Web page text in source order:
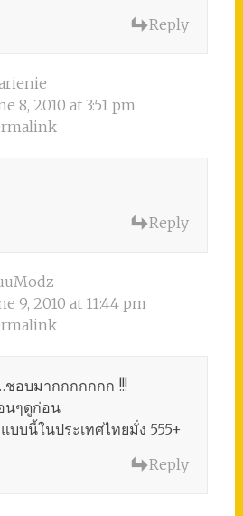
Reply
8, 2010 at 3:51 pm
Reply
9, 2010 at 11:44 pm
อบมากกกกกกก !!!
นๆดูก่อน
แบบนี้ในประเทศไทยมั่ง 555+
Reply